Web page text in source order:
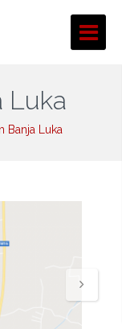
Luka
Banja Luka